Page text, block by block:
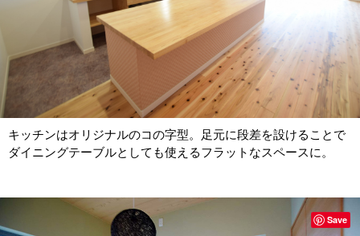
キッチンはオリジナルのコの字型。足元に段差を設けることで
ダイニングテーブルとしても使えるフラットなスペースに。
Save